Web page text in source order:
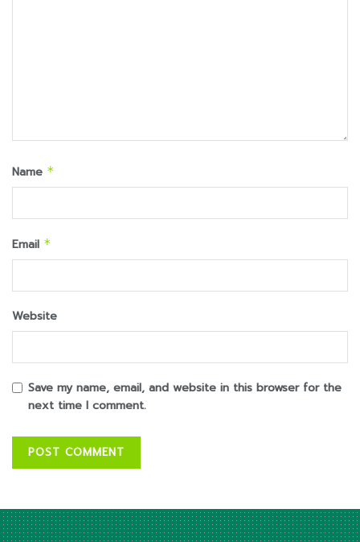
Name *
Email *
Website
Save my name, email, and website in this browser for the
next time I comment.